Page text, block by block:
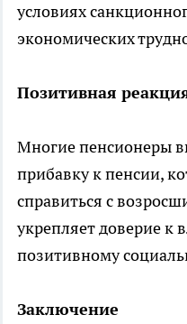
условиях
экономических
Позитивная
Многие пенсионеры
прибавку к пенсии,
справиться с
укрепляет доверие к
позитивному
Заключение